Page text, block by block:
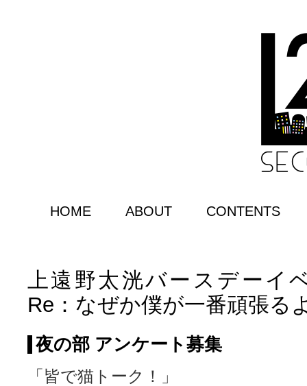
HOME ABOUT CONTENTS
上遠野太洸バースデーイ
Re：なぜか僕が一番頑張る
夜の部 アンケート募集
「皆で猫トーク！」